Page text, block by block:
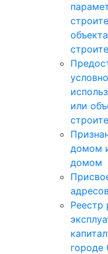
или
домом
домом
Реестр
городе